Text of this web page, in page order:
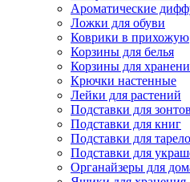
Ароматические
Ложки для обуви
Коврики в прихожую
Корзины для белья
Корзины для
Крючки настенные
Лейки для растений
Подставки для зонтов
Подставки для книг
Подставки для
Подставки для
Органайзеры для